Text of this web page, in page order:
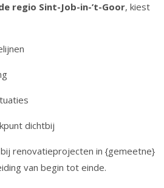
regio Sint-Job-in-’t-Goor, kiest
dichtbij
renovatieprojecten in {gemeetne}
van begin tot einde.